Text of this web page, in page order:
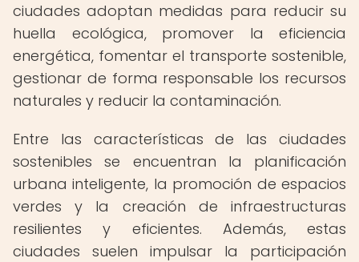
ciudades adoptan medidas para reducir su
huella ecológica, promover la eficiencia
energética, fomentar el transporte sostenible,
gestionar de forma responsable los recursos
naturales y reducir la contaminación.
Entre las características de las ciudades
sostenibles se encuentran la planificación
urbana inteligente, la promoción de espacios
verdes y la creación de infraestructuras
resilientes y eficientes. Además, estas
ciudades suelen impulsar la participación